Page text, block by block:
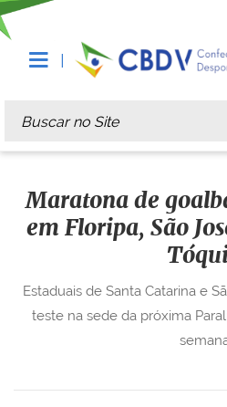
Busca
Busca Avançada…
Maratona de
em Floripa, São
Estaduais de Santa Catarina e
teste na sede da próxima